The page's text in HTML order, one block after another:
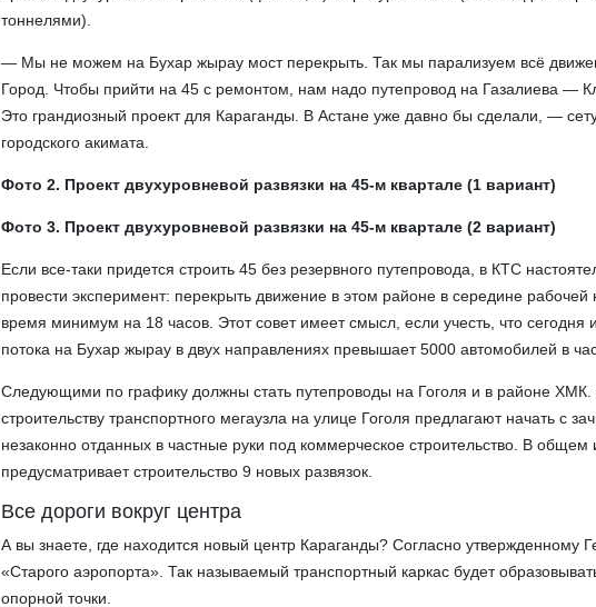
тоннелями).
— Мы не можем на Бухар жырау мост перекрыть. Так мы парализуем всё
Город. Чтобы прийти на 45 с ремонтом, нам надо путепровод на Газалиева —
Это грандиозный проект для Караганды. В Астане уже давно бы сделали, —
городского акимата.
Фото 2. Проект двухуровневой развязки на 45-м квартале (1 вариант)
Фото 3. Проект двухуровневой развязки на 45-м квартале (2 вариант)
Если все-таки придется строить 45 без резервного путепровода, в КТС
провести эксперимент: перекрыть движение в этом районе в середине рабочей
время минимум на 18 часов. Этот совет имеет смысл, если учесть, что сегодня
потока на Бухар жырау в двух направлениях превышает 5000 автомобилей в
Следующими по графику должны стать путепроводы на Гоголя и в районе ХМК.
строительству транспортного мегаузла на улице Гоголя предлагают начать с
незаконно отданных в частные руки под коммерческое строительство. В
предусматривает строительство 9 новых развязок.
Все дороги вокруг центра
А вы знаете, где находится новый центр Караганды? Согласно утвержденному
«Старого аэропорта». Так называемый транспортный каркас будет
опорной точки.